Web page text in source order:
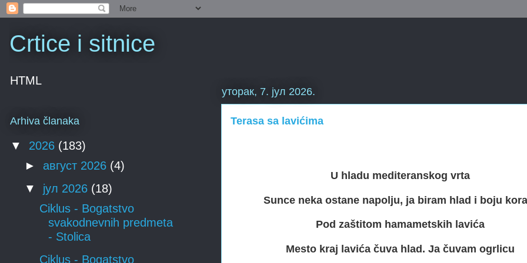
Crtice i sitnice
уторак, 7. јул 2026.
Terasa sa lavićima
U hladu mediteranskog vrta
Sunce neka ostane napolju, ja biram hlad i boju
Pod zaštitom hamametskih lavića
Mesto kraj lavića čuva hlad. Ja čuvam ogrlicu
HTML
Arhiva članaka
▼ 2026 (183)
► август 2026 (4)
▼ јул 2026 (18)
Ciklus - Bogatstvo
svakodnevnih predmeta
- Stolica
Ciklus - Bogatstvo